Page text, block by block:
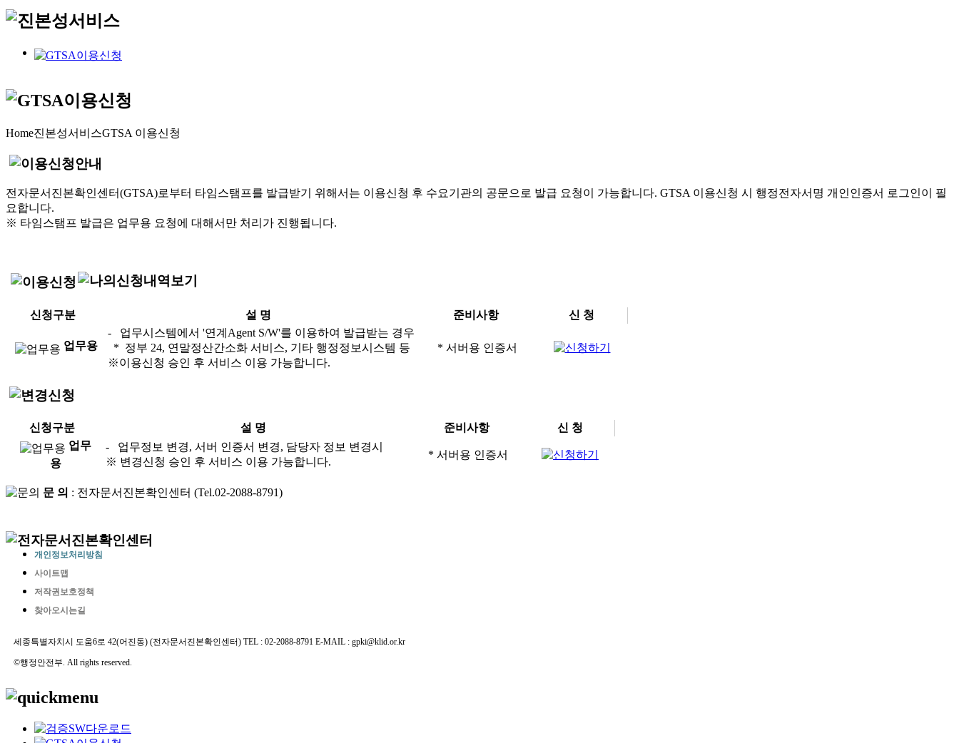
Home진본성서비스GTSA 이용신청
전자문서진본확인센터(GTSA)로부터 타임스탬프를 발급받기 위해서는 이용신청 후 수요기관의 공문으로 발급 요청이 가능합니다. GTSA 이용신청 시 행정전자서명 개인인증서 로그인이 필
요합니다.
※ 타임스탬프 발급은 업무용 요청에 대해서만 처리가 진행됩니다.
신청구분 설 명 준비사항 신 청
업무용
- 업무시스템에서 '연계Agent S/W'를 이용하여 발급받는 경우
* 정부 24, 연말정산간소화 서비스, 기타 행정정보시스템 등
※이용신청 승인 후 서비스 이용 가능합니다.
* 서버용 인증서
신청구분 설 명 준비사항
신 청
업무
용
- 업무정보 변경, 서버 인증서 변경, 담당자 정보 변경시
※ 변경신청 승인 후 서비스 이용 가능합니다.
* 서버용 인증서
문 의 : 전자문서진본확인센터 (Tel.02-2088-8791)
개인정보처리방침
사이트맵
저작권보호정책
찾아오시는길
세종특별자치시 도움6로 42(어진동) (전자문서진본확인센터) TEL : 02-2088-8791 E-MAIL : gpki@klid.or.kr
©행정안전부. All rights reserved.